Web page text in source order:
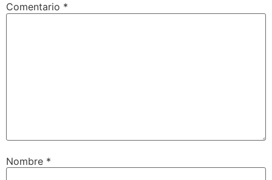
Comentario *
Nombre *